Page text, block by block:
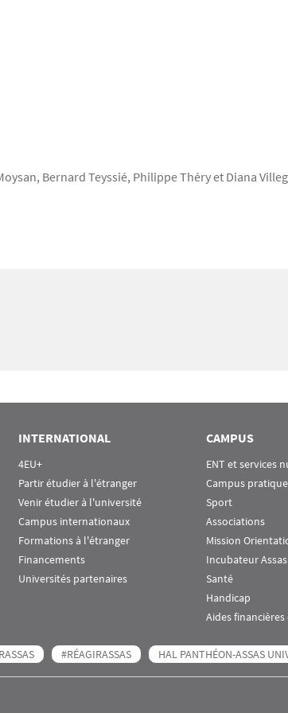
Bernard Teyssié, Philippe Théry et Diana
INTERNATIONAL
4EU+
Partir étudier à l'étranger
Venir étudier à l'université
Campus internationaux
Formations à l'étranger
Financements
Universités partenaires
CAMPUS
ENT et services
Campus pratique
Sport
Associations
Mission
Incubateur
Santé
Handicap
Aides
#RÉAGIRASSAS HAL PANTHÉON-ASSAS